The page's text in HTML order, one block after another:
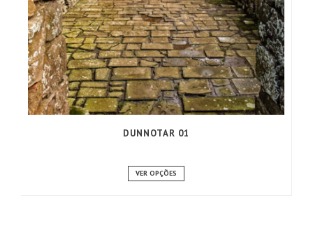
DUNNOTAR 01
VER OPÇÕES